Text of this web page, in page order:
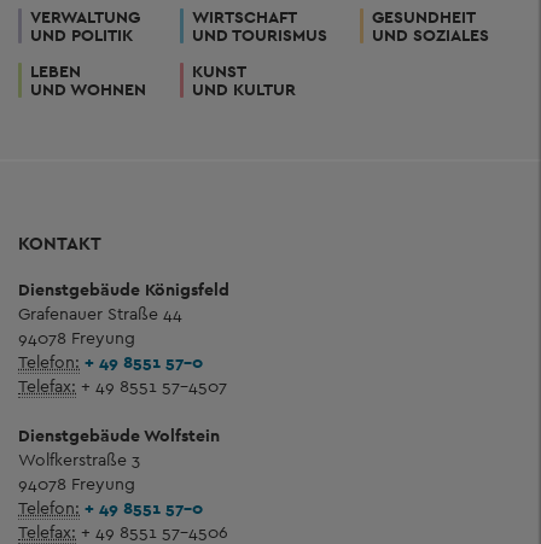
VERWALTUNG
UND POLITIK
WIRTSCHAFT
UND TOURISMUS
GESUNDHEIT
UND SOZIALES
LEBEN
UND WOHNEN
KUNST
UND KULTUR
KONTAKT
Dienstgebäude Königsfeld
Grafenauer Straße 44
94078 Freyung
Telefon: + 49 8551 57-0
Telefax: + 49 8551 57-4507
Dienstgebäude Wolfstein
Wolfkerstraße 3
94078 Freyung
Telefon: + 49 8551 57-0
Telefax: + 49 8551 57-4506